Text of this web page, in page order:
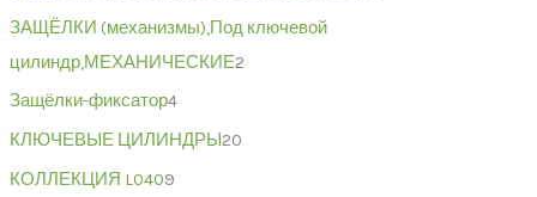
ЗАЩЁЛКИ (механизмы),Под ключевой
цилиндр,МЕХАНИЧЕСКИЕ2
Защёлки-фиксатор4
КЛЮЧЕВЫЕ ЦИЛИНДРЫ 20
КОЛЛЕКЦИЯ L0409